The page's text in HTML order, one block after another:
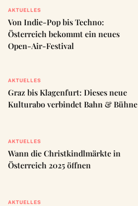
AKTUELLES
Von Indie-Pop bis Techno:
Österreich bekommt ein neues
Open-Air-Festival
AKTUELLES
Graz bis Klagenfurt: Dieses neue
Kulturabo verbindet Bahn & Bühne
AKTUELLES
Wann die Christkindlmärkte in
Österreich 2025 öffnen
AKTUELLES